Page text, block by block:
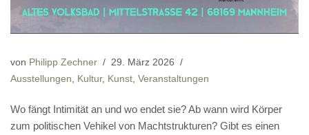
von Philipp Zechner
29. März 2026
Ausstellungen
Kultur, Kunst Veranstaltungen
Wo fängt Intimität an und wo endet sie? Ab wann wird Körper
zum politischen Vehikel von Machtstrukturen? Gibt es einen